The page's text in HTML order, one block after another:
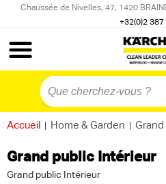
Chaussée de Nivelles, 47, 1420
+32(0)2 387
Accueil Home & Garden |
Grand public Intérieur
Grand public Intérieur